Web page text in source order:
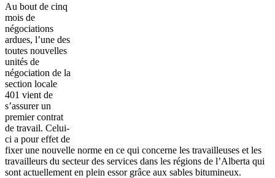
Au bout de cinq
mois de
négociations
ardues, l’une des
toutes nouvelles
unités de
négociation de la
section locale
401 vient de
s’assurerun
premiercontrat
de travail. Celui-
ci a poureffet de
fixerune nouvelle norme en ce qui concerne les travailleuses et les
travailleurs du secteurdes services dans les régions de l’Alberta qui
sont actuellement en plein essor grâce aux sables bitumineux.